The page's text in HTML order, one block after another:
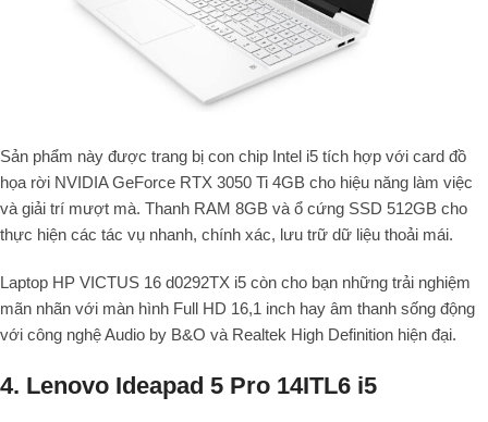
Sản phẩm này được trang bị con chip Intel i5 tích hợp với card đồ
họa rời NVIDIA GeForce RTX 3050 Ti 4GB cho hiệu năng làm việc
và giải trí mượt mà. Thanh RAM 8GB và ổ cứng SSD 512GB cho
thực hiện các tác vụ nhanh, chính xác, lưu trữ dữ liệu thoải mái.
Laptop HP VICTUS 16 d0292TX i5 còn cho bạn những trải nghiệm
mãn nhãn với màn hình Full HD 16,1 inch hay âm thanh sống động
với công nghệ Audio by B&O và Realtek High Definition hiện đại.
4. Lenovo Ideapad 5 Pro 14ITL6 i5